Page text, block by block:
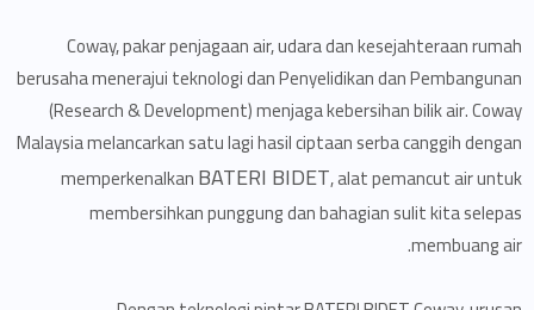
Coway, pakar penjagaan air, udara dan kesejahteraan rumah
berusaha menerajui teknologi dan Penyelidikan dan Pembangunan
(Research & Development) menjaga kebersihan bilik air. Coway
Malaysia melancarkan satu lagi hasil ciptaan serba canggih dengan
memperkenalkanBATERI BIDET, alat pemancut air untuk
membersihkan punggung dan bahagian sulit kita selepas
membuang air.